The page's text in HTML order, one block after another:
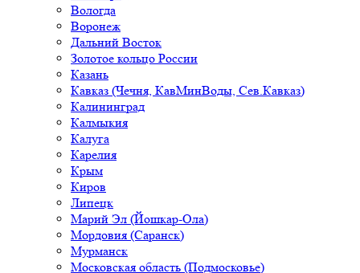
Вологда
Воронеж
Дальний Восток
Золотое кольцо России
Казань
Кавказ (Чечня, КавМинВоды, Сев.Кавказ)
Калининград
Калмыкия
Калуга
Карелия
Крым
Киров
Липецк
Марий Эл (Йошкар-Ола)
Мордовия (Саранск)
Мурманск
Московская область (Подмосковье)